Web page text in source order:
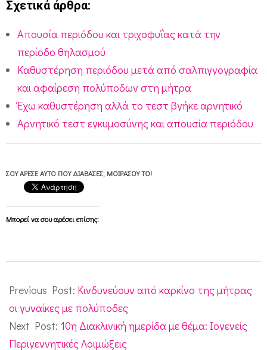
Σχετικά άρθρα:
Απουσία περιόδου και τριχοφυΐας κατά την
περίοδο θηλασμού
Καθυστέρηση περιόδου μετά από σαλπιγγογραφία
και αφαίρεση πολύποδων στη μήτρα
Έχω καθυστέρηση αλλά το τεστ βγήκε αρνητικό
Αρνητικό τεστ εγκυμοσύνης και απουσία περιόδου
ΣΟΥ ΆΡΕΣΕ ΑΥΤΌ ΠΟΥ ΔΙΆΒΑΣΕΣ; ΜΟΙΡΆΣΟΥ ΤΟ!
Μπορεί να σου αρέσει επίσης:
11-
26
Previous Post: Κινδυνεύουν από καρκίνο της μήτρας
οι γυναίκες με πολύποδες
Next Post: 10η Διακλινική ημερίδα με θέμα: Ιογενείς
Περιγεννητικές Λοιμώξεις